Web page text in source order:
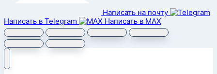
Написать на почту
Написать в Telegram
Написать в MAX